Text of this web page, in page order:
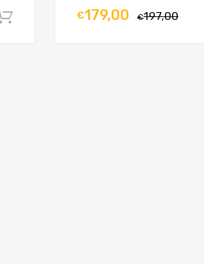
In winkelwagen €197,00
€179,00